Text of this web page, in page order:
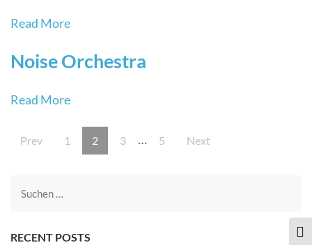
Read More
Noise Orchestra
Read More
Seitennummerierung
Prev Page
1 Page
2 Page
3 … Page
5 Next
Suche
RECENT POSTS